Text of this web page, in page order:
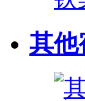
其他